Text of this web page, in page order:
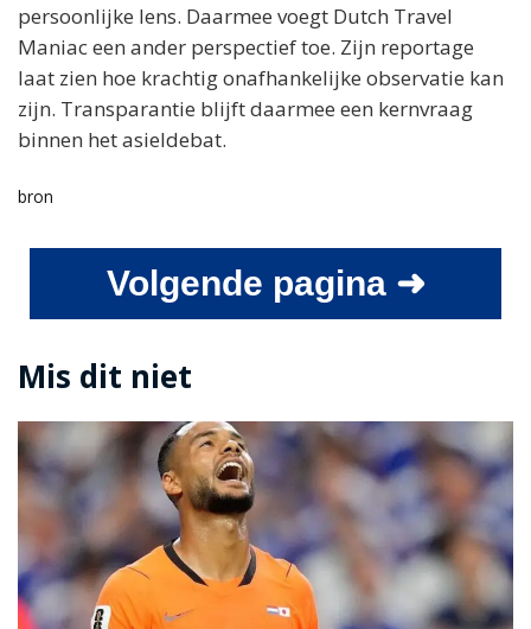
persoonlijke lens. Daarmee voegt Dutch Travel
Maniac een ander perspectief toe. Zijn reportage
laat zien hoe krachtig onafhankelijke observatie kan
zijn. Transparantie blijft daarmee een kernvraag
binnen het asieldebat.
bron
Volgende pagina ➜
Mis dit niet